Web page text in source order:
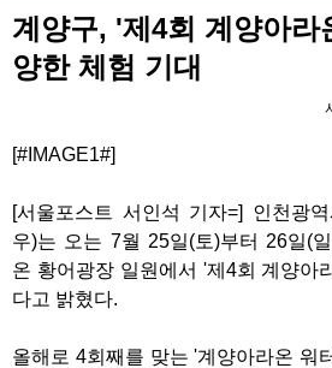
계양구, '제4회 계양아라
양한 체험 기대
[#IMAGE1#]
[서울포스트 서인석 기자=] 인천광
우)는 오는 7월 25일(토)부터 26일(
온 황어광장 일원에서 '제4회 계양아
다고 밝혔다.
올해로 4회째를 맞는 '계양아라온 워